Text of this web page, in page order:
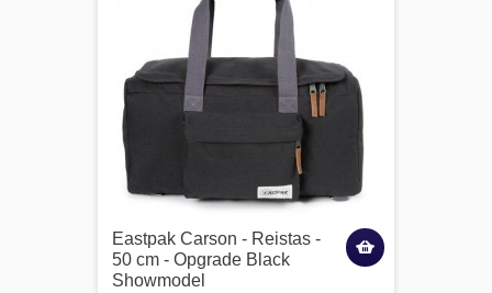
Eastpak Carson - Reistas -
50 cm - Opgrade Black
Showmodel